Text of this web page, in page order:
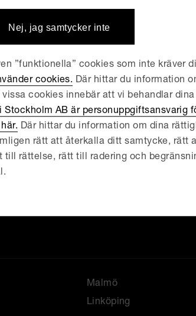
Hållbarhet
Uppförandekod
Malmö
Linköping
Nej, jag samtycker inte
”funktionella” cookies som inte kräver
cookies. Där hittar du information
cookies innebär att vi behandlar dina
Stockholm AB är personuppgiftsansvarig
Där hittar du information om dina
rätt att återkalla ditt samtycke, rätt
rättelse, rätt till radering och